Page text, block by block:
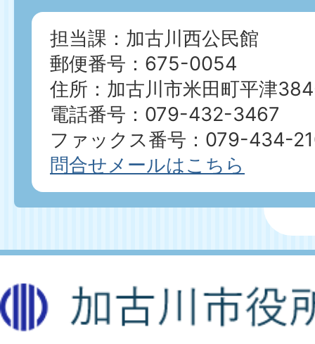
担当課：加古川西公民館
郵便番号：675-0054
住所：加古川市米田町平津
電話番号：079-432-3467
ファックス番号：079-434-
問合せメールはこちら